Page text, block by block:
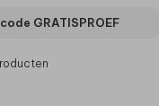
GRATISPROEF